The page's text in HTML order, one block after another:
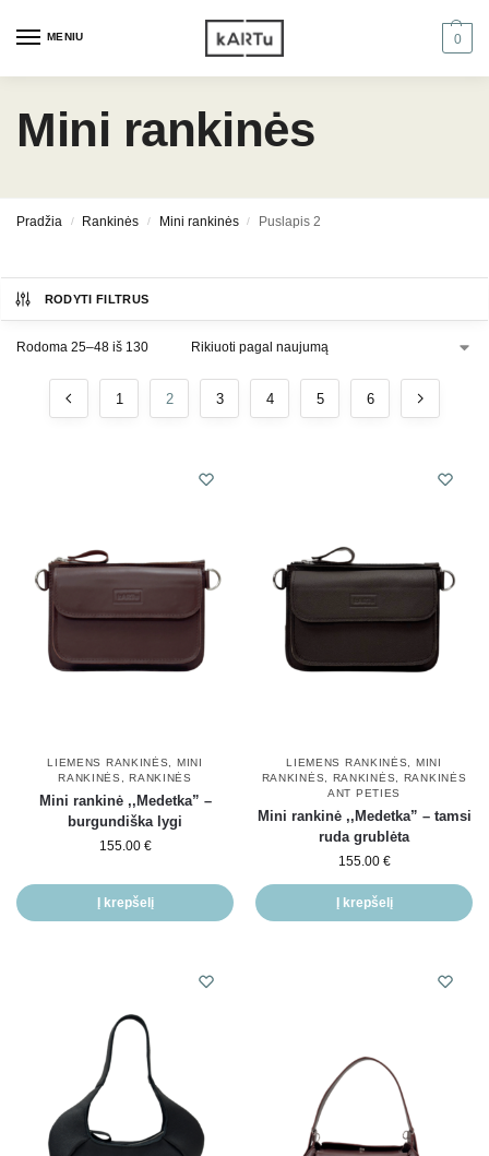
MENIU 0
Mini rankinės
Pradžia / Rankinės / Mini rankinės / Puslapis 2
RODYTI FILTRUS
Rodoma 25–48 iš 130
1 2 3 4 5 6
LIEMENS RANKINĖS
MINI
RANKINĖS
,RANKINĖS
Mini rankinė ,,Medetka” –
burgundiška lygi
155.00 €
Į krepšelį
LIEMENS RANKINĖS
MINI
RANKINĖS
RANKINĖS
RANKINĖS
ANT PETIES
Mini rankinė ,,Medetka” – tamsi
ruda grublėta
155.00 €
Į krepšelį